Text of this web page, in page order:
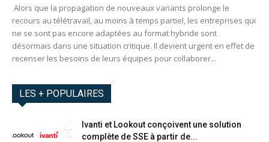
Alors que la propagation de nouveaux variants prolonge le
recours au télétravail, au moins à temps partiel, les entreprises qui
ne se sont pas encore adaptées au format hybride sont
désormais dans une situation critique. Il devient urgent en effet de
recenser les besoins de leurs équipes pour collaborer...
LES + POPULAIRES
Ivanti et Lookout conçoivent une solution
complète de SSE à partir de...